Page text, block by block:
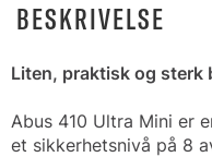
BESKRIVELSE
Liten, praktisk og sterk
Abus 410 Ultra Mini er
et sikkerhetsnivå på 8